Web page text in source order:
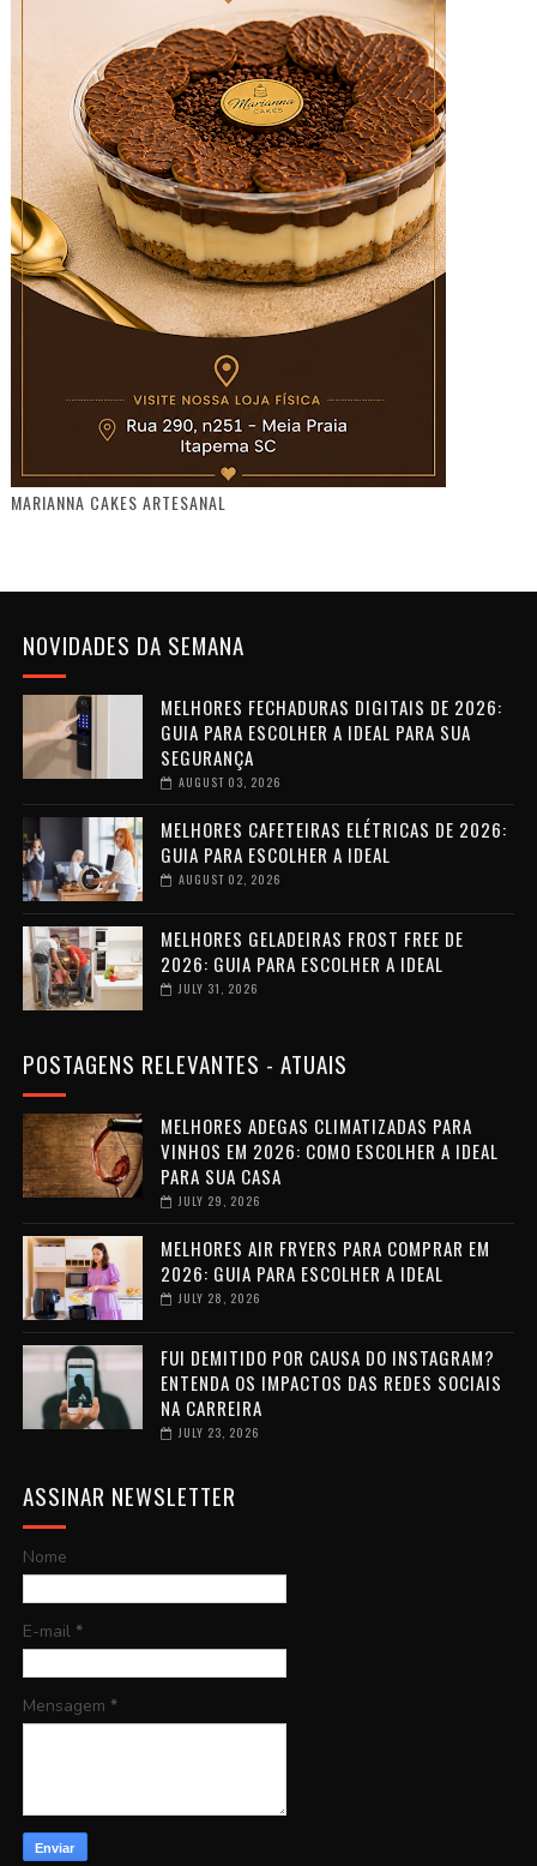
MARIANNA CAKES ARTESANAL
NOVIDADES DA SEMANA
MELHORES FECHADURAS DIGITAIS DE 2026:
GUIA PARA ESCOLHER A IDEAL PARA SUA
SEGURANÇA
AUGUST 03, 2026
MELHORES CAFETEIRAS ELÉTRICAS DE 2026:
GUIA PARA ESCOLHER A IDEAL
AUGUST 02, 2026
MELHORES GELADEIRAS FROST FREE DE
2026: GUIA PARA ESCOLHER A IDEAL
JULY 31, 2026
POSTAGENS RELEVANTES - ATUAIS
MELHORES ADEGAS CLIMATIZADAS PARA
VINHOS EM 2026: COMO ESCOLHER A IDEAL
PARA SUA CASA
JULY 29, 2026
MELHORES AIR FRYERS PARA COMPRAR EM
2026: GUIA PARA ESCOLHER A IDEAL
JULY 28, 2026
FUI DEMITIDO POR CAUSA DO INSTAGRAM?
ENTENDA OS IMPACTOS DAS REDES SOCIAIS
NA CARREIRA
JULY 23, 2026
ASSINAR NEWSLETTER
Nome
E-mail *
Mensagem *